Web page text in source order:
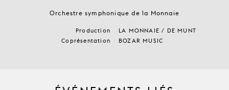
Orchestre symphonique de la Monnaie
Production
LA MONNAIE / DE MUNT
Coprésentation
BOZAR MUSIC